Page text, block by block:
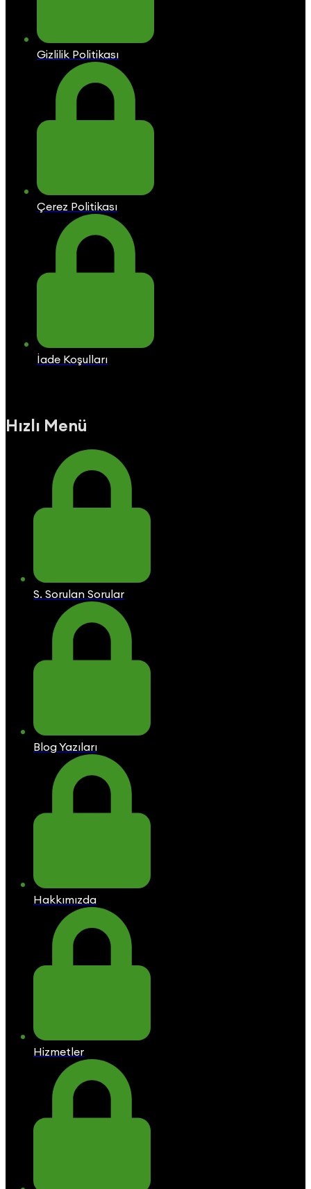
Gizlilik Politikası
Çerez Politikası
İade Koşulları
Hızlı Menü
S. Sorulan Sorular
Blog Yazıları
Hakkımızda
Hizmetler